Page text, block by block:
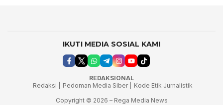
IKUTI MEDIA SOSIAL KAMI
REDAKSIONAL
Redaksi |
Pedoman Media Siber |
Kode Etik Jurnalistik
Copyright © 2026 – Rega Media News